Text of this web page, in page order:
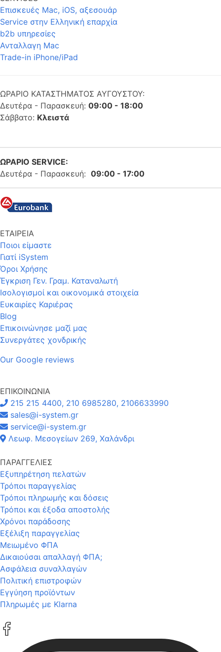
Επισκευές Mac, iOS, αξεσουάρ
Service στην Eλληνική επαρχία
b2b υπηρεσίες
Ανταλλαγη Mac
Trade-in iPhone/iPad
ΩΡΑΡΙΟ ΚΑΤΑΣΤΗΜΑΤΟΣ ΑΥΓΟΥΣΤΟΥ:
Δευτέρα - Παρασκευή: 09:00 - 18:00
Σάββατο: Κλειστά
ΩΡΑΡΙΟ SERVICE:
Δευτέρα - Παρασκευή: 09:00 - 17:00
ΕΤΑΙΡΕΙΑ
Ποιοι είμαστε
Γιατί iSystem
Όροι Χρήσης
Έγκριση Γεν. Γραμ. Καταναλωτή
Ισολογισμοί και οικονομικά στοιχεία
Ευκαιρίες Καριέρας
Blog
Επικοινώνησε μαζί μας
Συνεργάτες χονδρικής
Our Google reviews
ΕΠΙΚΟΙΝΩΝΙΑ
215 215 4400, 210 6985280, 2106633990
sales@i-system.gr
service@i-system.gr
Λεωφ. Μεσογείων 269, Χαλάνδρι
ΠΑΡΑΓΓΕΛΙΕΣ
Εξυπηρέτηση πελατών
Τρόποι παραγγελίας
Τρόποι πληρωμής και δόσεις
Τρόποι και έξοδα αποστολής
Χρόνοι παράδοσης
Εξέλιξη παραγγελίας
Μειωμένο ΦΠΑ
Δικαιούσαι απαλλαγή ΦΠΑ;
Ασφάλεια συναλλαγών
Πολιτική επιστροφών
Εγγύηση προϊόντων
Πληρωμές με Klarna